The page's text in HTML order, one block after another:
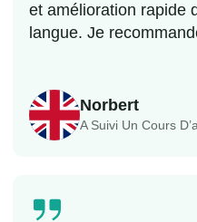
Norbert
A Suivi Un Cours
et amélioration rapide
langue. Je